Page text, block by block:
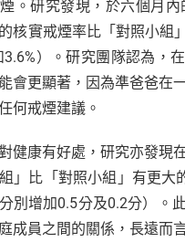
。研究發現，於六個月
核實戒煙率比「對照小組
3.6%）。研究團隊認為，
會更顯著，因為準爸爸在
何戒煙建議。
健康有好處，研究亦發現
組」比「對照小組」有更大
別增加0.5分及0.2分）。
成員之間的關係，長遠而